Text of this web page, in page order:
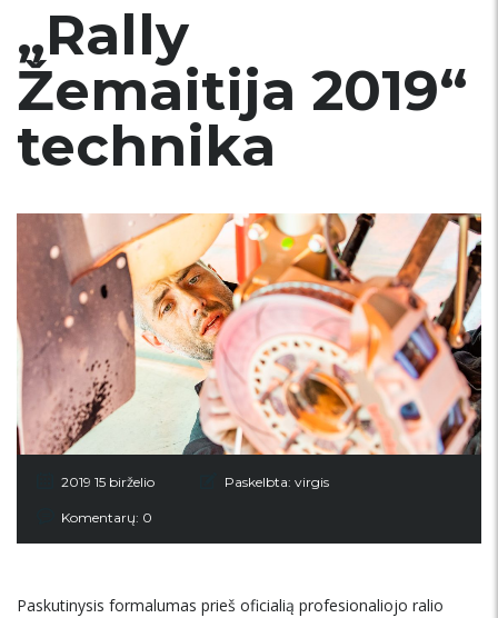
„Rally
Žemaitija 2019“
technika
2019 15 birželio Paskelbta: virgis
Komentarų: 0
Paskutinysis formalumas prieš oficialią profesionaliojo ralio